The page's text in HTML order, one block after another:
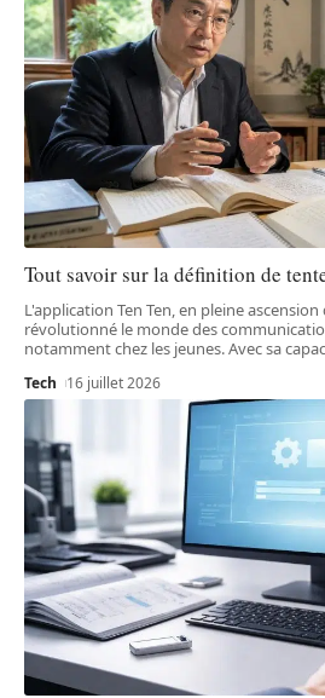
Tout savoir sur la définition de
L'application Ten Ten, en pleine
révolutionné le monde des
notamment chez les jeunes. Avec sa
Tech 16 juillet 2026